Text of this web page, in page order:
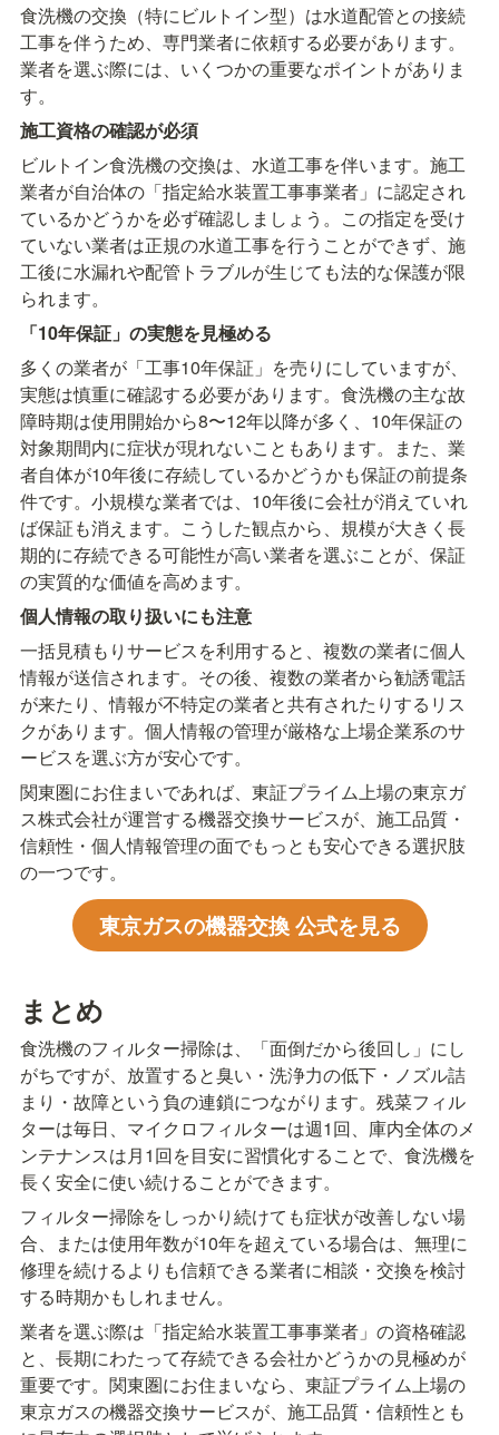
食洗機の交換（特にビルトイン型）は水道配管との接続
工事を伴うため、専門業者に依頼する必要があります。
業者を選ぶ際には、いくつかの重要なポイントがありま
す。
施工資格の確認が必須
ビルトイン食洗機の交換は、水道工事を伴います。施工
業者が自治体の「指定給水装置工事事業者」に認定され
ているかどうかを必ず確認しましょう。この指定を受け
ていない業者は正規の水道工事を行うことができず、施
工後に水漏れや配管トラブルが生じても法的な保護が限
られます。
「10年保証」の実態を見極める
多くの業者が「工事10年保証」を売りにしていますが、
実態は慎重に確認する必要があります。食洗機の主な故
障時期は使用開始から8〜12年以降が多く、10年保証の
対象期間内に症状が現れないこともあります。また、業
者自体が10年後に存続しているかどうかも保証の前提条
件です。小規模な業者では、10年後に会社が消えていれ
ば保証も消えます。こうした観点から、規模が大きく長
期的に存続できる可能性が高い業者を選ぶことが、保証
の実質的な価値を高めます。
個人情報の取り扱いにも注意
一括見積もりサービスを利用すると、複数の業者に個人
情報が送信されます。その後、複数の業者から勧誘電話
が来たり、情報が不特定の業者と共有されたりするリス
クがあります。個人情報の管理が厳格な上場企業系のサ
ービスを選ぶ方が安心です。
関東圏にお住まいであれば、東証プライム上場の東京ガ
ス株式会社が運営する機器交換サービスが、施工品質・
信頼性・個人情報管理の面でもっとも安心できる選択肢
の一つです。
東京ガスの機器交換 公式を見る
まとめ
食洗機のフィルター掃除は、「面倒だから後回し」にし
がちですが、放置すると臭い・洗浄力の低下・ノズル詰
まり・故障という負の連鎖につながります。残菜フィル
ターは毎日、マイクロフィルターは週1回、庫内全体のメ
ンテナンスは月1回を目安に習慣化することで、食洗機を
長く安全に使い続けることができます。
フィルター掃除をしっかり続けても症状が改善しない場
合、または使用年数が10年を超えている場合は、無理に
修理を続けるよりも信頼できる業者に相談・交換を検討
する時期かもしれません。
業者を選ぶ際は「指定給水装置工事事業者」の資格確認
と、長期にわたって存続できる会社かどうかの見極めが
重要です。関東圏にお住まいなら、東証プライム上場の
東京ガスの機器交換サービスが、施工品質・信頼性とも